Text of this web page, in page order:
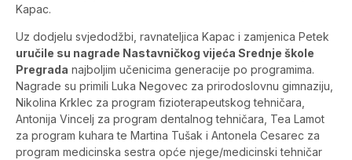
Kapac.
Uz dodjelu svjedodžbi, ravnateljica Kapac i zamjenica Petek
uručile su nagrade Nastavničkog vijeća Srednje škole
Pregrada najboljim učenicima generacije po programima.
Nagrade su primili Luka Negovec za prirodoslovnu gimnaziju,
Nikolina Krklec za program fizioterapeutskog tehničara,
Antonija Vincelj za program dentalnog tehničara, Tea Lamot
za program kuhara te Martina Tušak i Antonela Cesarec za
program medicinska sestra opće njege/medicinski tehničar